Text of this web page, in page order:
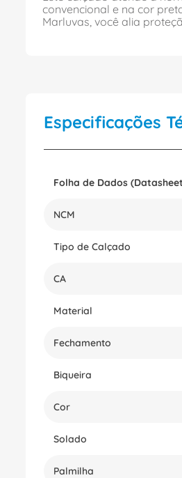
convencional e na cor
Marluvas, você alia
Especificações
Folha de Dados
NCM
Tipo de Calçado
CA
Material
Fechamento
Biqueira
Cor
Solado
Palmilha